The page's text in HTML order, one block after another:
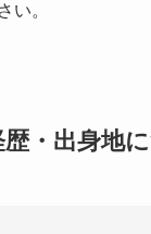
い。
・出身地に